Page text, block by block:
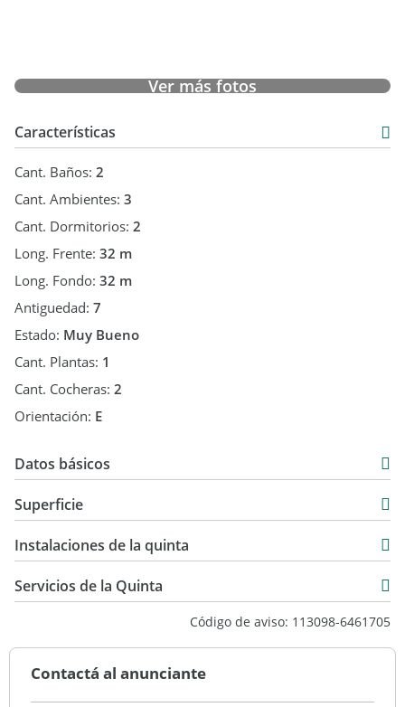
Ver más fotos
Características
Cant. Baños: 2
Cant. Ambientes: 3
Cant. Dormitorios: 2
Long. Frente: 32 m
Long. Fondo: 32 m
Antiguedad: 7
Estado: Muy Bueno
Cant. Plantas: 1
Cant. Cocheras: 2
Orientación: E
Datos básicos
Superficie
80 m2
30 m2
Instalaciones de la quinta
Servicios de la Quinta
Código de aviso: 113098-6461705
Contactá al anunciante